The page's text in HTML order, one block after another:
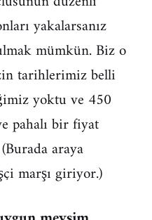
yakalarsanız
mümkün. Biz o
tarihlerimiz belli
yoktu ve 450
pahalı bir fiyat
araya
marşı giriyor.)